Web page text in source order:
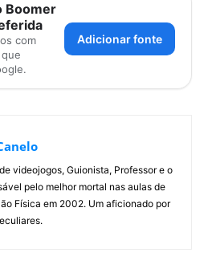
Boomer
com
Adicionar fonte
videojogos, Guionista, Professor e o
pelo melhor mortal nas aulas de
Física em 2002. Um aficionado por